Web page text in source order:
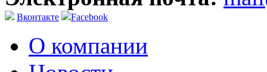
Вконтакте Facebook
О компании